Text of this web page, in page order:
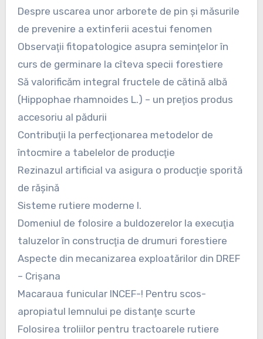
Despre uscarea unor arborete de pin şi măsurile
de prevenire a extinferii acestui fenomen
Observaţii fitopatologice asupra seminţelor în
curs de germinare la cîteva specii forestiere
Să valorificăm integral fructele de cătină albă
(Hippophae rhamnoides L.) – un preţios produs
accesoriu al pădurii
Contribuţii la perfecţionarea metodelor de
întocmire a tabelelor de producţie
Rezinazul artificial va asigura o producţie sporită
de răşină
Sisteme rutiere moderne I.
Domeniul de folosire a buldozerelor la execuţia
taluzelor în construcţia de drumuri forestiere
Aspecte din mecanizarea exploatărilor din DREF
– Crişana
Macaraua funicular INCEF-! Pentru scos-
apropiatul lemnului pe distanţe scurte
Folosirea troliilor pentru tractoarele rutiere